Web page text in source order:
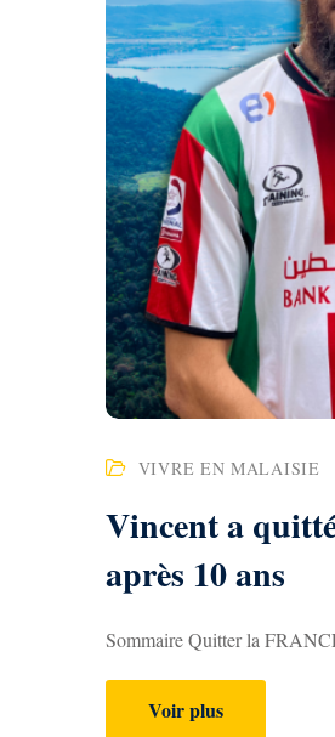
VIVRE EN MALAISIE
Vincent a
après 10 ans
Sommaire Quitter la
Voir plus